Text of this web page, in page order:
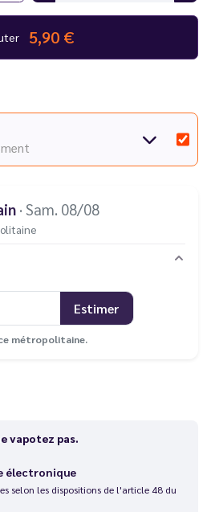
5,90 €
· Sam. 08/08
Estimer
métropolitaine.
vapotez pas.
électronique
selon les dispositions de l'article 48 du